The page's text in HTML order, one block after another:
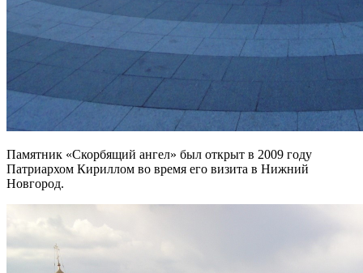
Памятник «Скорбящий ангел» был открыт в 2009 году
Патриархом Кириллом во время его визита в Нижний
Новгород.